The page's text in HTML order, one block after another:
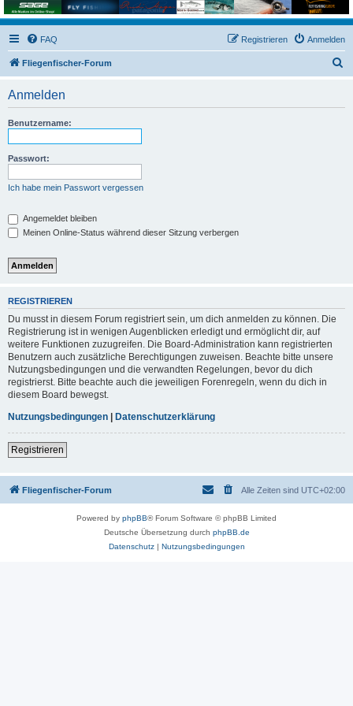
FAQ Anmelden
Registrieren
Fliegenfischer-Forum
Anmelden
Benutzername:
Passwort:
Ich habe mein Passwort vergessen
Angemeldet bleiben
Meinen Online-Status während dieser Sitzung verbergen
REGISTRIEREN
Du musst in diesem Forum registriert sein, um dich anmelden zu können. Die
Registrierung ist in wenigen Augenblicken erledigt und ermöglicht dir, auf
weitere Funktionen zuzugreifen. Die Board-Administration kann registrierten
Benutzern auch zusätzliche Berechtigungen zuweisen. Beachte bitte unsere
Nutzungsbedingungen und die verwandten Regelungen, bevor du dich
registrierst. Bitte beachte auch die jeweiligen Forenregeln, wenn du dich in
diesem Board bewegst.
Nutzungsbedingungen
Datenschutzerklärung
Registrieren
Fliegenfischer-Forum Alle Zeiten sind UTC+02:00
Powered by phpBB® Forum Software © phpBB Limited
Deutsche Übersetzung durch phpBB.de
Datenschutz| Nutzungsbedingungen